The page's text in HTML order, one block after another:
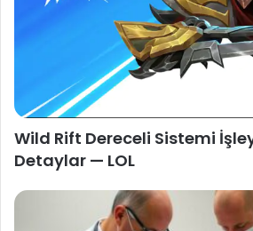
Wild Rift Dereceli Sistemi
Detaylar — LOL